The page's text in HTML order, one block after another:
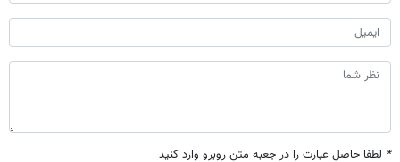
* لطفا حاصل عبارت را در جعبه متن روبرو وارد کنید